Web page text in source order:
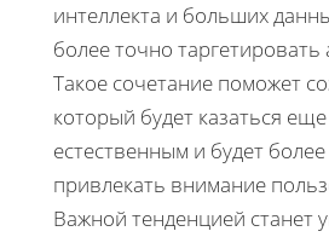
интеллекта и больших
более точно таргетировать
Такое сочетание поможет
который будет казаться
естественным и будет
привлекать внимание
Важной тенденцией станет